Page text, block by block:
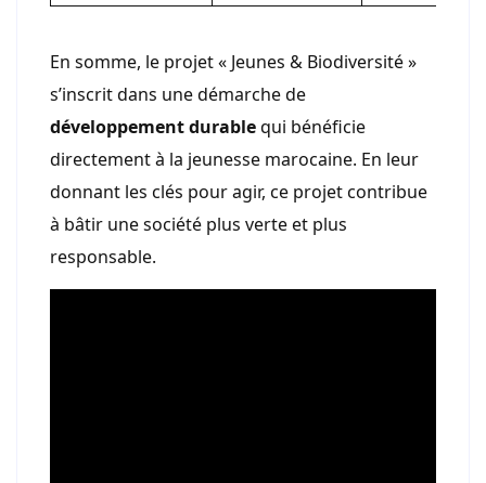
En somme, le projet « Jeunes & Biodiversité »
s’inscrit dans une démarche de
développement durablequi bénéficie
directement à la jeunesse marocaine. En leur
donnant les clés pour agir, ce projet contribue
à bâtir une société plus verte et plus
responsable.